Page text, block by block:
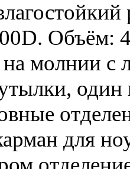
Объём:
молнии с
для